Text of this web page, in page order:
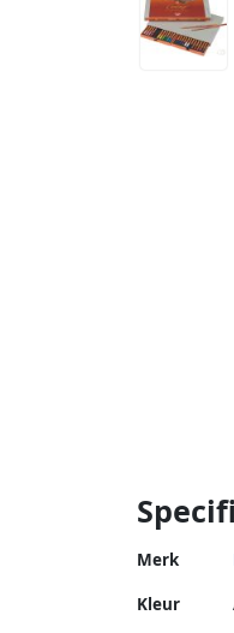
Merk
Kleur